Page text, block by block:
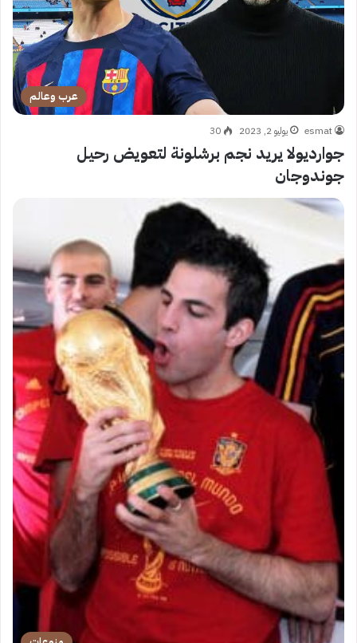
عرب وعالم
esmat يوليو 2, 2023 30
جوارديولا يريد نجم برشلونة لتعويض رحيل
جوندوجان